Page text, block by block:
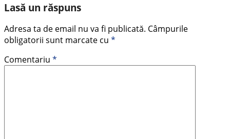
Lasă un răspuns
Adresa ta de email nu va fi publicată. Câmpurile
obligatorii sunt marcate cu *
Comentariu *